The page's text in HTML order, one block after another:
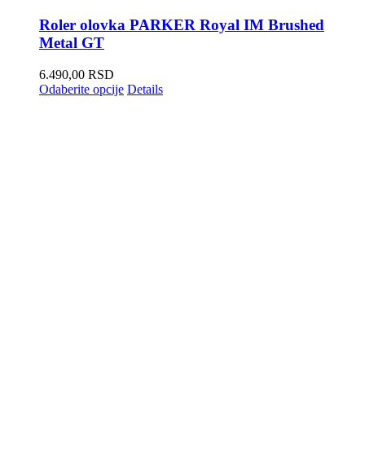
Roler olovka PARKER Royal IM Brushed
Metal GT
6.490,00 RSD
Odaberite opcije Details